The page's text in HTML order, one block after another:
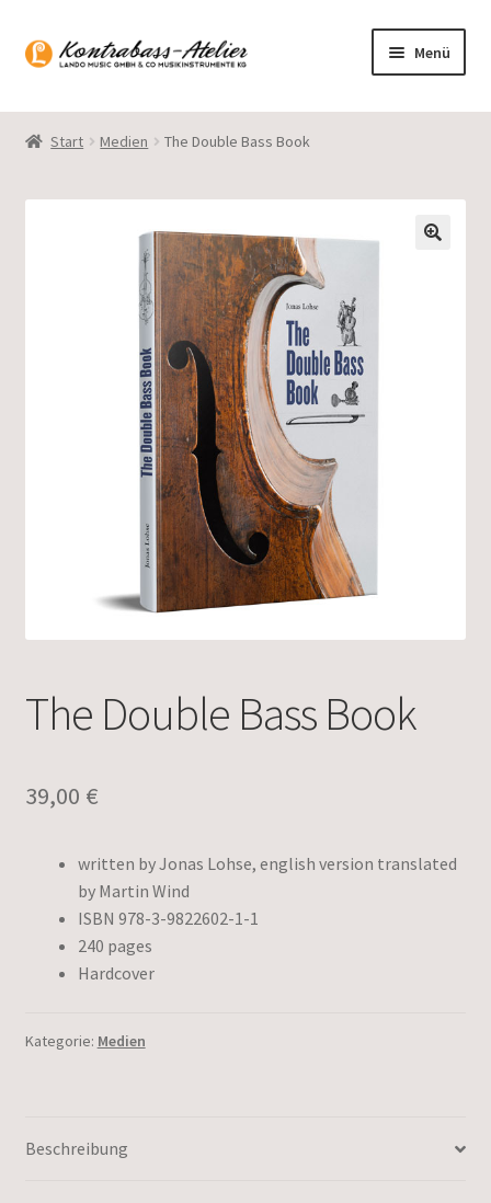
Zur
Navigation
Zum
Inhalt
Menü
Startseite
Start Medien The Double Bass Book
The Double Bass Book
39,00 €
written by Jonas Lohse, english version translated
by Martin Wind
ISBN 978-3-9822602-1-1
240 pages
Hardcover
Kategorie: Medien
Beschreibung